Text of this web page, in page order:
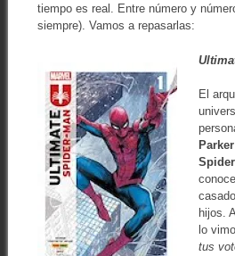
tiempo es real. Entre número y
siempre). Vamos a repasarlas:
El
Parker
hijos.
lo
tus